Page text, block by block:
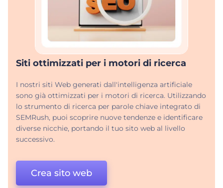
Siti ottimizzati per i motori di ricerca
I nostri siti Web generati dall'intelligenza artificiale
sono già ottimizzati per i motori di ricerca. Utilizzando
lo strumento di ricerca per parole chiave integrato di
SEMRush, puoi scoprire nuove tendenze e identificare
diverse nicchie, portando il tuo sito web al livello
successivo.
Crea sito web